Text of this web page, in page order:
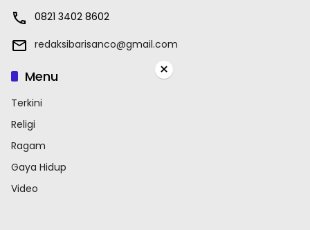
0821 3402 8602
redaksibarisanco@gmail.com
Menu
Terkini
Religi
Ragam
Gaya Hidup
Video
×